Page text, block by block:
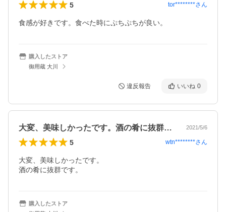
5 tor********さん
食感が好きです。食べた時にぷちぷちが良い。
購入したストア
御用蔵 大川
違反報告 いいね 0
大変、美味しかったです。酒の肴に抜群で… 2021/5/6
5 wtn********さん
大変、美味しかったです。
酒の肴に抜群です。
購入したストア